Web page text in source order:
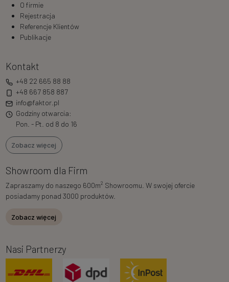
O firmie
Rejestracja
Referencje Klientów
Publikacje
Kontakt
+48 22 665 88 88
+48 667 858 887
info@faktor.pl
Godziny otwarcia:
Pon. - Pt. od 8 do 16
Zobacz więcej
Showroom dla Firm
Zapraszamy do naszego 600m2 Showroomu. W swojej ofercie
posiadamy ponad 3000 produktów.
Zobacz więcej
Nasi Partnerzy